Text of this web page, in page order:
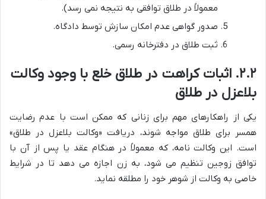
معمولاً در طلاق توافقی به نتیجه نمی رسد).
صدور گواهی عدم امکان سازش توسط دادگاه.
ثبت طلاق در دفترخانه رسمی.
۲.۲. اثبات کراهت در طلاق خلع با وجود وکالت
بلاعزل در طلاق
یکی از راهکارهای مهم برای زنانی که ممکن است با عدم رضایت
همسر برای طلاق مواجه شوند، دریافت «وکالت بلاعزل در طلاق»
است. این وکالت نامه، که معمولاً در هنگام عقد یا پس از آن با
توافق زوجین تنظیم می شود، به زن اجازه می دهد تا در شرایط
خاصی به وکالت از شوهر خود را مطلقه نماید.